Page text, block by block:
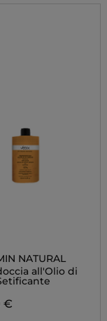
NATURAL
all'Olio di
€